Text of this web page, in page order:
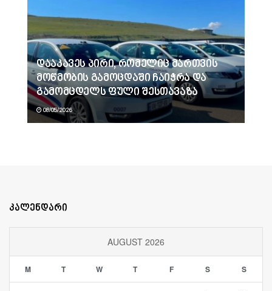
დააკავეს პირი, რომელიც მართვის
მოწმობის გამოცდაში ჩაიჭრა და
გამომცდელს ფული შესთავაზა
08/05/2026
კალენდარი
AUGUST 2026
M T W T F S S